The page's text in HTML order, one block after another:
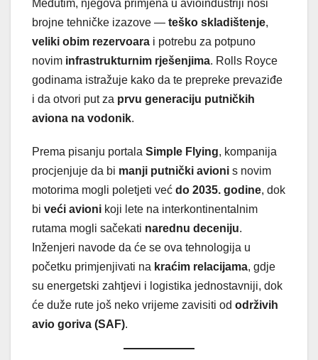
Međutim, njegova primjena u avioindustriji nosi
brojne tehničke izazove — teško skladištenje,
veliki obim rezervoara i potrebu za potpuno
novim infrastrukturnim rješenjima. Rolls Royce
godinama istražuje kako da te prepreke prevaziđe
i da otvori put za prvu generaciju putničkih
aviona na vodonik.
Prema pisanju portala Simple Flying, kompanija
procjenjuje da bi manji putnički avioni s novim
motorima mogli poletjeti već do 2035. godine, dok
bi veći avioni koji lete na interkontinentalnim
rutama mogli sačekati narednu deceniju.
Inženjeri navode da će se ova tehnologija u
početku primjenjivati na kraćim relacijama, gdje
su energetski zahtjevi i logistika jednostavniji, dok
će duže rute još neko vrijeme zavisiti od održivih
avio goriva (SAF).